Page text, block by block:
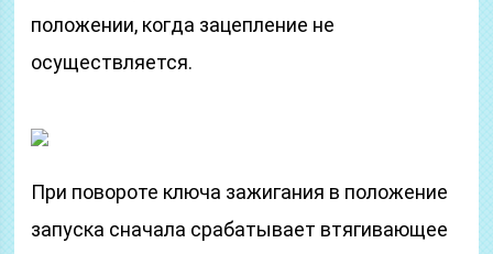
положении, когда зацепление не
осуществляется.
При повороте ключа зажигания в положение
запуска сначала срабатывает втягивающее